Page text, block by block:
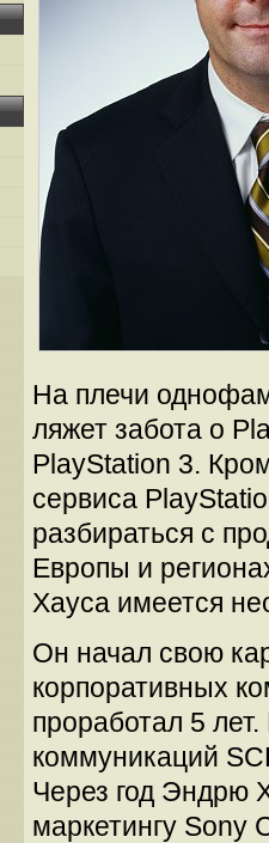
На плечи
ляжет забота о
PlayStation 3.
сервиса
разбираться с
Европы и
Хауса имеется
Он начал свою
корпоративных
проработал 5
коммуникаций
Через год Эндрю
маркетингу Sony